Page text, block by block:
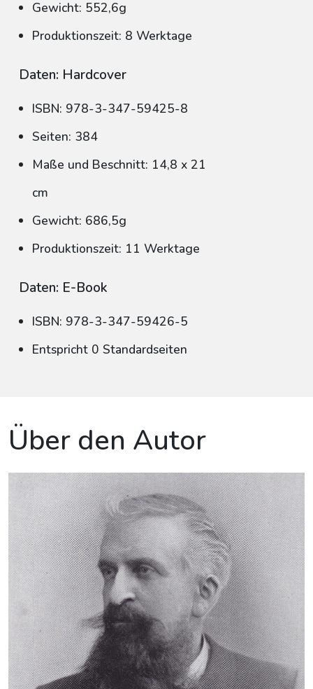
Gewicht: 552,6g
Produktionszeit: 8 Werktage
Daten: Hardcover
ISBN: 978-3-347-59425-8
Seiten: 384
Maße und Beschnitt: 14,8 x 21
cm
Gewicht: 686,5g
Produktionszeit: 11 Werktage
Daten: E-Book
ISBN: 978-3-347-59426-5
Entspricht 0 Standardseiten
Über den Autor